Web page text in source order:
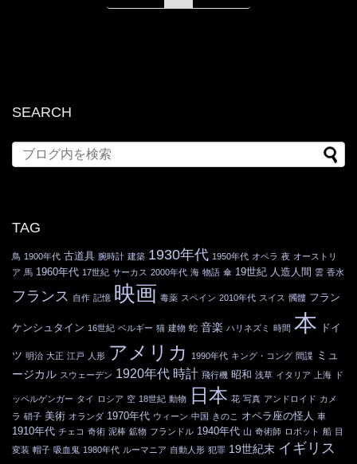
SEARCH
TAG
鳥 1900年代 古道具 腕時計 建築 1930年代 1950年代 オペラ 夜 オーストリ
ア 馬 1960年代 17世紀 サーカス 2000年代 海 物語 傘 19世紀 人造人間 雲 香水
フランス 自作 記憶 映画 毒薬 スペイン 2010年代 スイス 髑髏 フラン
ケンシュタイン 16世紀 ベルギー 猫 建物 蛇 音楽 ハリネズミ 時間 本 ドイ
ツ 明治 大正 江戸 人形 アメリカ 1990年代 キング・コング 間諜 ミュ
ージカル スウェーデン 1920年代 時計 飛行機 昭和 浅草 イタリア 上海 ド
ッペルゲンガー タイ ロシア 空 18世紀 動物 日本 花 写真 アンドロイド カメ
ラ 硝子 美術 オランダ 1970年代 ウィーン 中国 きのこ オペラ座の怪人 車
1910年代 チェコ 奇術 泥棒 鉱物 フランドル 1940年代 山 奇術師 ロボット 船 目
変装 帽子 吸血鬼 1980年代 ルーマニア 自動人形 犯罪 19世紀末 イギリス